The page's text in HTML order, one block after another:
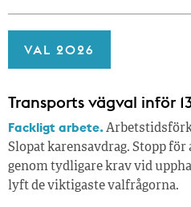
VAL 2026
Transports vägval inför
Fackligt arbete.
Slopat karensavdrag. Stopp
genom tydligare krav vid
lyft de viktigaste valfrågorna.